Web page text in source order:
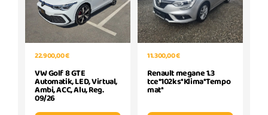
22.900,00 €
VW Golf 8 GTE
Automatik, LED, Virtual,
Ambi, ACC, Alu, Reg.
09/26
11.300,00 €
Renault megane 1.3
tce*102ks*Klima*Tempo
mat*